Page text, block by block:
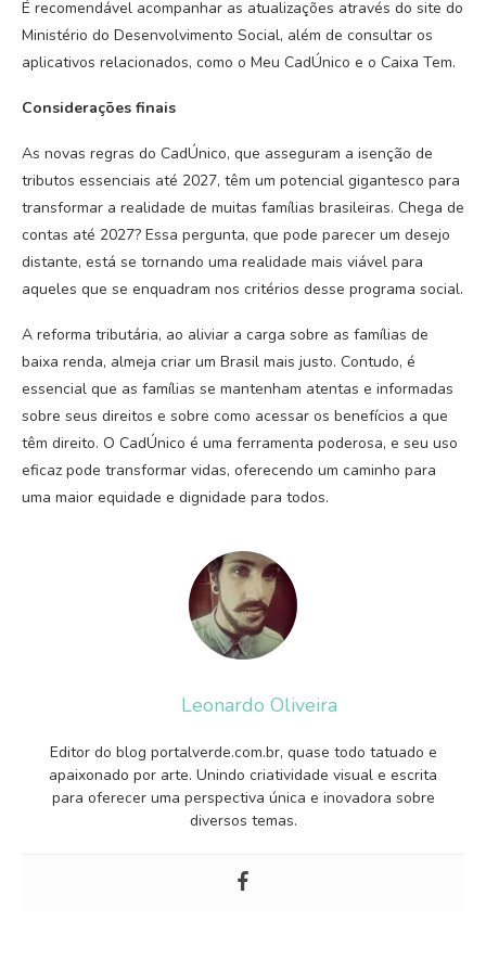
É recomendável acompanhar as atualizações através do site do
Ministério do Desenvolvimento Social, além de consultar os
aplicativos relacionados, como o Meu CadÚnico e o Caixa Tem.
Considerações finais
As novas regras do CadÚnico, que asseguram a isenção de
tributos essenciais até 2027, têm um potencial gigantesco para
transformar a realidade de muitas famílias brasileiras. Chega de
contas até 2027? Essa pergunta, que pode parecer um desejo
distante, está se tornando uma realidade mais viável para
aqueles que se enquadram nos critérios desse programa social.
A reforma tributária, ao aliviar a carga sobre as famílias de
baixa renda, almeja criar um Brasil mais justo. Contudo, é
essencial que as famílias se mantenham atentas e informadas
sobre seus direitos e sobre como acessar os benefícios a que
têm direito. O CadÚnico é uma ferramenta poderosa, e seu uso
eficaz pode transformar vidas, oferecendo um caminho para
uma maior equidade e dignidade para todos.
Leonardo Oliveira
Editor do blog portalverde.com.br, quase todo tatuado e
apaixonado por arte. Unindo criatividade visual e escrita
para oferecer uma perspectiva única e inovadora sobre
diversos temas.